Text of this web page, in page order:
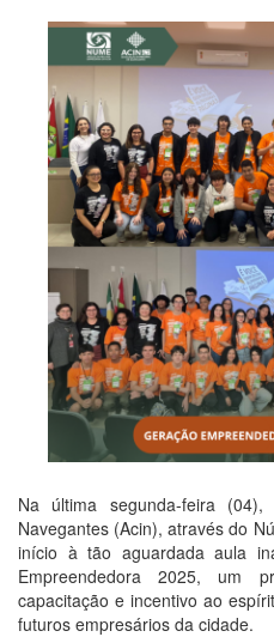
Na última segunda-feira
Navegantes (Acin), através do
início à tão aguardada aula
Empreendedora 2025, um
capacitação e incentivo ao
futuros empresários da cidade.